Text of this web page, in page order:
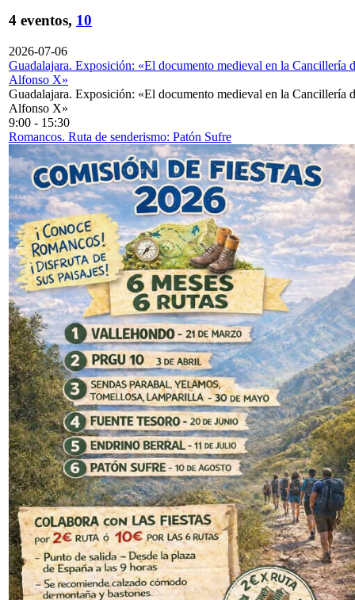
4 eventos, 10
2026-07-06
Guadalajara. Exposición: «El documento medieval en la Cancillería
Alfonso X»
Guadalajara. Exposición: «El documento medieval en la Cancillería
Alfonso X»
9:00 - 15:30
Romancos. Ruta de senderismo: Patón Sufre